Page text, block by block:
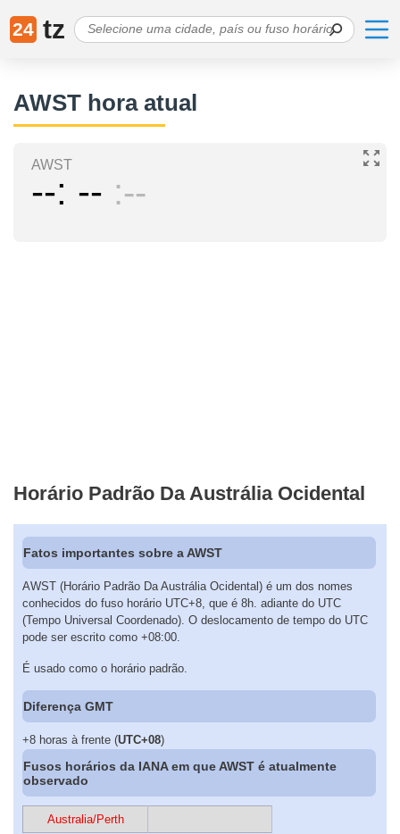
24 tz
AWST hora atual
AWST
-- -- --
Horário Padrão Da Austrália Ocidental
Fatos importantes sobre a AWST
AWST (Horário Padrão Da Austrália Ocidental) é um dos nomes
conhecidos do fuso horário UTC+8, que é 8h. adiante do UTC
(Tempo Universal Coordenado). O deslocamento de tempo do UTC
pode ser escrito como +08:00.
É usado como o horário padrão.
Diferença GMT
+8 horas à frente (UTC+08)
Fusos horários da IANA em que AWST é atualmente
observado
Australia/Perth